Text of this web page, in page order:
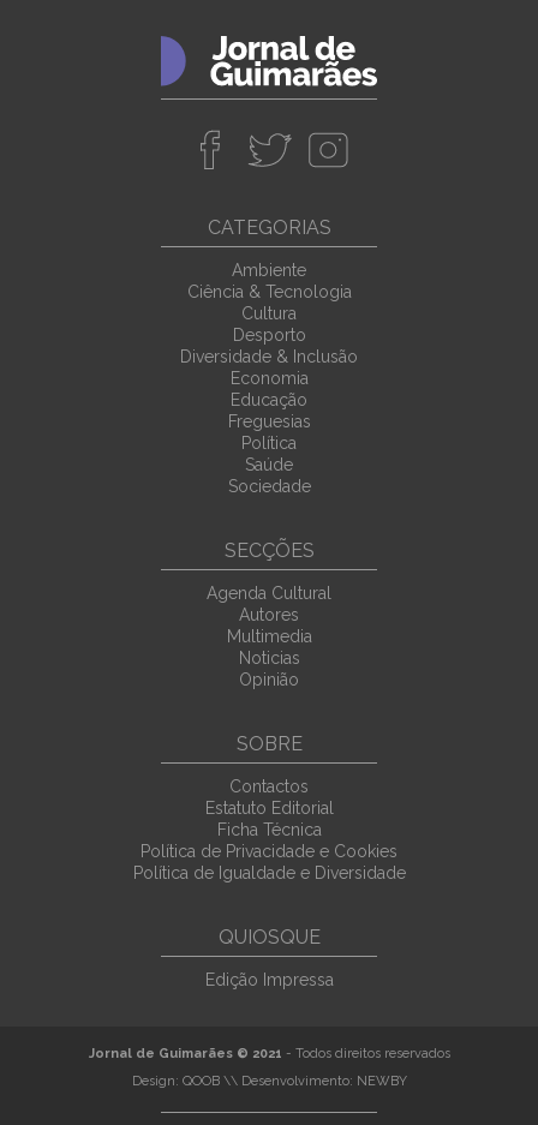
CATEGORIAS
Ambiente
Ciência & Tecnologia
Cultura
Desporto
Diversidade & Inclusão
Economia
Educação
Freguesias
Política
Saúde
Sociedade
SECÇÕES
Agenda Cultural
Autores
Multimedia
Noticias
Opinião
SOBRE
Contactos
Estatuto Editorial
Ficha Técnica
Política de Privacidade e Cookies
Política de Igualdade e Diversidade
QUIOSQUE
Edição Impressa
Jornal de Guimarães © 2021 - Todos direitos reservados
Design: QOOB\\ Desenvolvimento: NEWBY